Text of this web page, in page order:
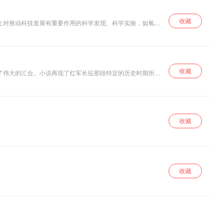
推动科技发展有重要作用的科学发现、科学实验，如氧的
收藏
大的汇合。小说再现了红军长征那段特定的历史时期所产
收藏
收藏
收藏